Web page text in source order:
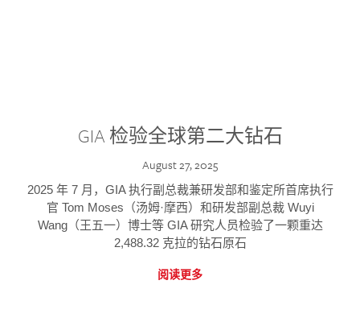
GIA 检验全球第二大钻石
August 27, 2025
2025 年 7 月，GIA 执行副总裁兼研发部和鉴定所首席执行
官 Tom Moses（汤姆·摩西）和研发部副总裁 Wuyi
Wang（王五一）博士等 GIA 研究人员检验了一颗重达
2,488.32 克拉的钻石原石
阅读更多